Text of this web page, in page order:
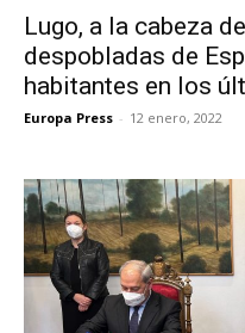
Lugo, a la cabeza
despobladas de
habitantes en los
Europa Press - 12 enero, 2022